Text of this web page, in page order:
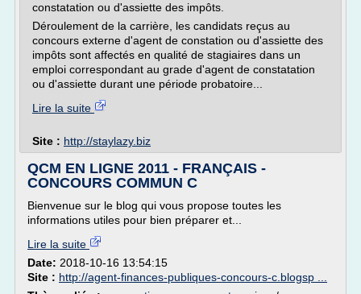
constatation ou d'assiette des impôts.
Déroulement de la carrière, les candidats reçus au
concours externe d'agent de constation ou d'assiette des
impôts sont affectés en qualité de stagiaires dans un
emploi correspondant au grade d'agent de constatation
ou d'assiette durant une période probatoire...
Lire la suite
Site : http://staylazy.biz
QCM EN LIGNE 2011 - FRANÇAIS -
CONCOURS COMMUN C
Bienvenue sur le blog qui vous propose toutes les
informations utiles pour bien préparer et...
Lire la suite
Date: 2018-10-16 13:54:15
Site : http://agent-finances-publiques-concours-c.blogsp ...